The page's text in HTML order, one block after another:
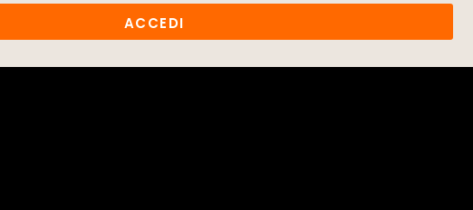
ACCEDI